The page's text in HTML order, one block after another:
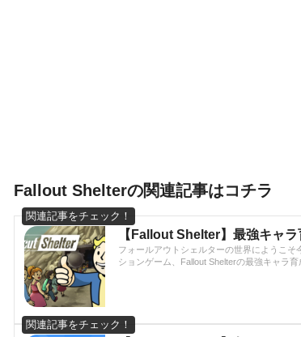
Fallout Shelterの関連記事はコチラ
【Fallout Shelter】最強キャ
フォールアウトシェルターの世界にようこそ
ションゲーム、Fallout Shelterの最強キャラ育
タスがイマイチわかりにくい。正確に言えば
ているのか分かりずらい。極めつけに、HPが